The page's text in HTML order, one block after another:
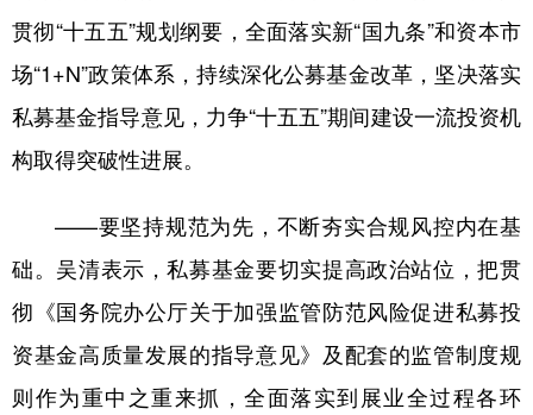
法律 中央文件 金融 汽车
食品
彩票 娱乐 时尚 悦读
公益 一带一路 亚太网 上市公司
文化产业
贯彻“十五五”规划纲要，全面落实新“国九条”和资本市
场“1+N”政策体系，持续深化公募基金改革，坚决落实
私募基金指导意见，力争“十五五”期间建设一流投资机
构取得突破性进展。
——要坚持规范为先，不断夯实合规风控内在基
础。吴清表示，私募基金要切实提高政治站位，把贯
彻《国务院办公厅关于加强监管防范风险促进私募投
资基金高质量发展的指导意见》及配套的监管制度规
则作为重中之重来抓，全面落实到展业全过程各环